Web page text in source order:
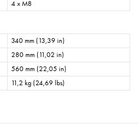
4 x M8
340 mm (13,39 in)
280 mm (11,02 in)
560 mm (22,05 in)
11,2 kg (24,69 lbs)